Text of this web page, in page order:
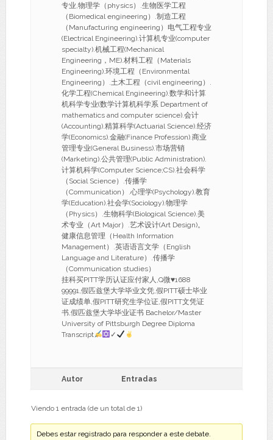
专业,物理学（physics）.生物医学工程
（Biomedical engineering）.制造工程
（Manufacturing engineering）电气工程专业
(Electrical Engineering).计算机专业(computer
specialty).机械工程(Mechanical
Engineering，ME).材料工程（Materials
Engineering).环境工程（Environmental
Engineering）.土木工程（civil engineering）.
化学工程(Chemical Engineering).数学和计算
机科学专业(数学计算机科学系 Department of
mathematics and computer science).会计
(Accounting).精算科学(Actuarial Science).经济
学(Economics).金融(Finance Profession).商业
管理专业(General Business).市场营销
(Marketing).公共管理(Public Administration).
计算机科学(Computer Science;CS).社会科学
（Social Science）.传播学
（Communication）.心理学(Psychology).教育
学(Education).社会学(Sociology).物理学
（Physics）.生物科学(Biological Science).美
术专业（Art Major）.艺术设计(Art Design)。
健康信息管理（Health Information
Management）.英语语言文学（English
Language and Literature）.传播学
（Communication studies）
挂科买PITT学历认证应付家人,Q微♥1688
99991,假匹兹堡大学毕业文凭,假PITT硕士毕业
证成绩单,假PITT研究生学位证,假PITT文凭证
书,假匹兹堡大学毕业证书 Bachelor/Master
University of Pittsburgh Degree Diploma
Transcript
✓
Autor Entradas
Viendo 1 entrada (de un total de 1)
Debes estar registrado para responder a este debate.